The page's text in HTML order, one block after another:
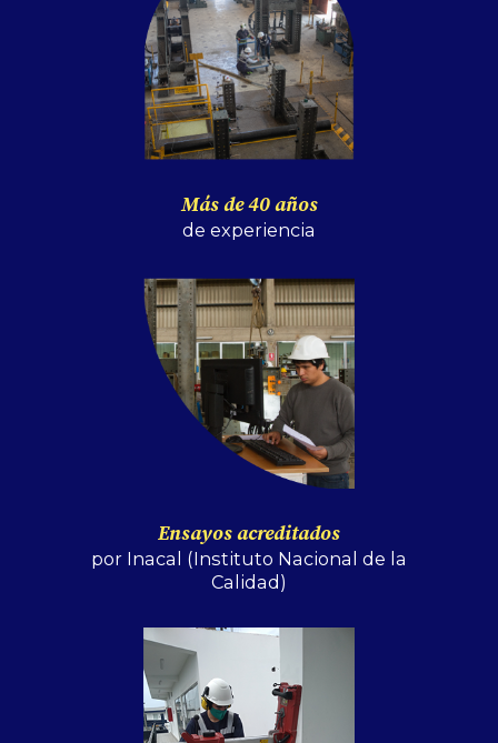
Más de 40 años
de experiencia
Ensayos acreditados
por Inacal (Instituto Nacional de la
Calidad)